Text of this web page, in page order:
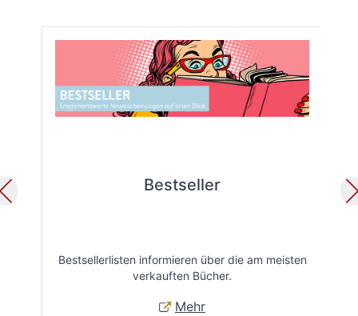
Bestseller
Bestsellerlisten informieren über die am meisten
verkauften Bücher.
Mehr